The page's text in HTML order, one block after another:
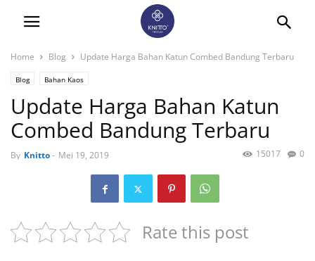
Home Blog Update Harga Bahan Katun Combed Bandung Terbaru
Blog Bahan Kaos
Update Harga Bahan Katun
Combed Bandung Terbaru
By Knitto- Mei 19, 2019 0
15017
Rate this post